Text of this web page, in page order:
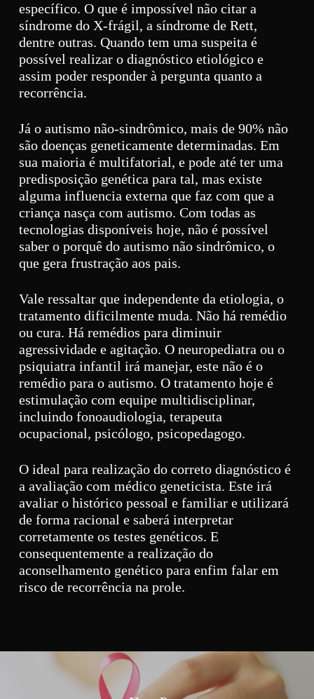
específico. O que é impossível não citar a
síndrome do X-frágil, a síndrome de Rett,
dentre outras. Quando tem uma suspeita é
possível realizar o diagnóstico etiológico e
assim poder responder à pergunta quanto a
recorrência.
Já o autismo não-sindrômico, mais de 90% não
são doenças geneticamente determinadas. Em
sua maioria é multifatorial, e pode até ter uma
predisposição genética para tal, mas existe
alguma influencia externa que faz com que a
criança nasça com autismo. Com todas as
tecnologias disponíveis hoje, não é possível
saber o porquê do autismo não sindrômico, o
que gera frustração aos pais.
Vale ressaltar que independente da etiologia, o
tratamento dificilmente muda. Não há remédio
ou cura. Há remédios para diminuir
agressividade e agitação. O neuropediatra ou o
psiquiatra infantil irá manejar, este não é o
remédio para o autismo. O tratamento hoje é
estimulação com equipe multidisciplinar,
incluindo fonoaudiologia, terapeuta
ocupacional, psicólogo, psicopedagogo.
O ideal para realização do correto diagnóstico é
a avaliação com médico geneticista. Este irá
avaliar o histórico pessoal e familiar e utilizará
de forma racional e saberá interpretar
corretamente os testes genéticos. E
consequentemente a realização do
aconselhamento genético para enfim falar em
risco de recorrência na prole.